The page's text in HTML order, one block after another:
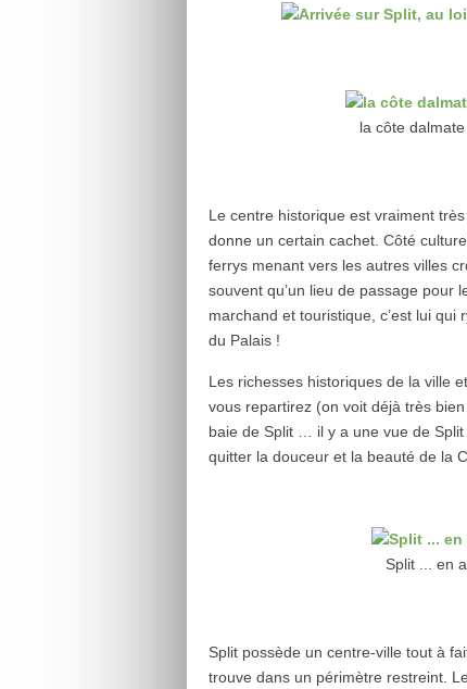
la côte
Le centre historique est vraiment
donne un certain cachet. Côté
ferrys menant vers les autres villes
souvent qu’un lieu de passage pour
marchand et touristique, c’est lui qui
du Palais !
Les richesses historiques de la ville
vous repartirez (on voit déjà très
baie de Split … il y a une vue de
quitter la douceur et la beauté de la
Split ... en
Split possède un centre-ville tout à
trouve dans un périmètre restreint.